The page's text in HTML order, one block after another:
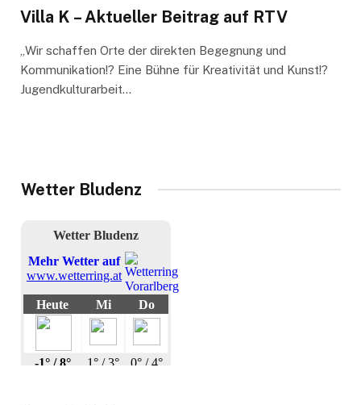
Villa K – Aktueller Beitrag auf RTV
„Wir schaffen Orte der direkten Begegnung und
Kommunikation!? Eine Bühne für Kreativität und Kunst!?
Jugendkulturarbeit…
Wetter Bludenz